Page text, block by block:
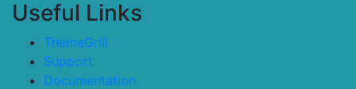
Useful Links
ThemeGrill
Support
Documentation